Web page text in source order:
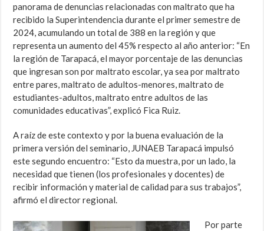
panorama de denuncias relacionadas con maltrato que ha
recibido la Superintendencia durante el primer semestre de
2024, acumulando un total de 388 en la región y que
representa un aumento del 45% respecto al año anterior: “En
la región de Tarapacá, el mayor porcentaje de las denuncias
que ingresan son por maltrato escolar, ya sea por maltrato
entre pares, maltrato de adultos-menores, maltrato de
estudiantes-adultos, maltrato entre adultos de las
comunidades educativas”, explicó Fica Ruiz.
A raíz de este contexto y por la buena evaluación de la
primera versión del seminario, JUNAEB Tarapacá impulsó
este segundo encuentro: “Esto da muestra, por un lado, la
necesidad que tienen (los profesionales y docentes) de
recibir información y material de calidad para sus trabajos”,
afirmó el director regional.
Por parte